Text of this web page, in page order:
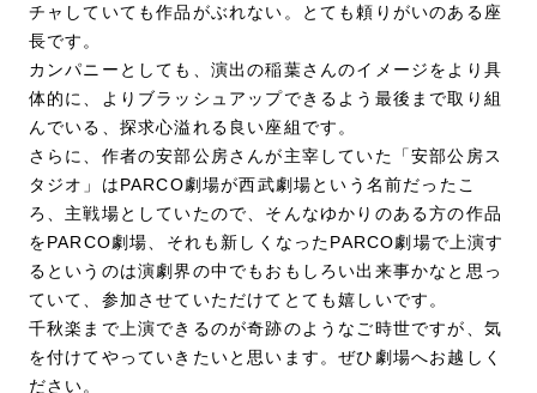
チャしていても作品がぶれない。とても頼りがいのある座
長です。
カンパニーとしても、演出の稲葉さんのイメージをより具
体的に、よりブラッシュアップできるよう最後まで取り組
んでいる、探求心溢れる良い座組です。
さらに、作者の安部公房さんが主宰していた「安部公房ス
タジオ」はPARCO劇場が西武劇場という名前だったこ
ろ、主戦場としていたので、そんなゆかりのある方の作品
をPARCO劇場、それも新しくなったPARCO劇場で上演す
るというのは演劇界の中でもおもしろい出来事かなと思っ
ていて、参加させていただけてとても嬉しいです。
千秋楽まで上演できるのが奇跡のようなご時世ですが、気
を付けてやっていきたいと思います。ぜひ劇場へお越しく
ださい。